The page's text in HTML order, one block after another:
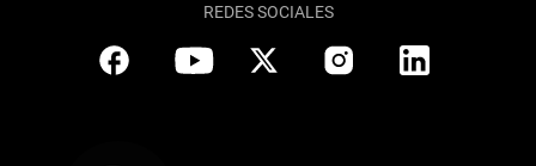
REDES SOCIALES